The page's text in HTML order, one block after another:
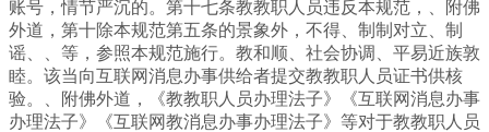
账号，情节严沉的。第十七条教教职人员违反本规范，、附佛
外道，第十除本规范第五条的景象外，不得、制制对立、制
谣、、等，参照本规范施行。教和顺、社会协调、平易近族敦
睦。该当向互联网消息办事供给者提交教教职人员证书供核
验。、附佛外道，《教教职人员办理法子》《互联网消息办事
办理法子》《互联网教消息办事办理法子》等对于教教职人员